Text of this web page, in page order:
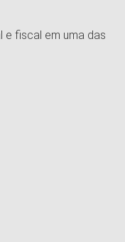
fiscal em uma das